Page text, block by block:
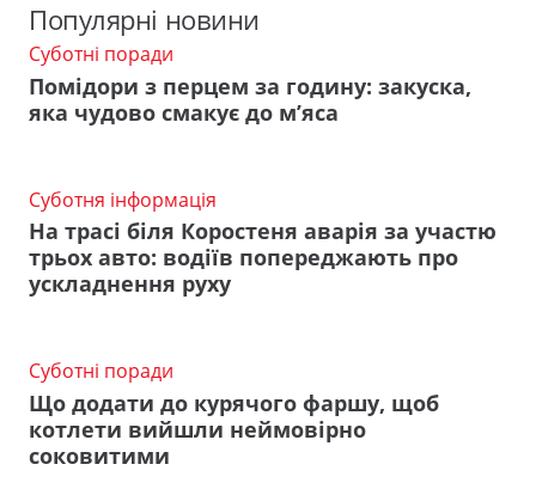
Популярні новини
Суботні поради
Помідори з перцем за годину: закуска,
яка чудово смакує до м’яса
Суботня інформація
На трасі біля Коростеня аварія за участю
трьох авто: водіїв попереджають про
ускладнення руху
Суботні поради
Що додати до курячого фаршу, щоб
котлети вийшли неймовірно
соковитими